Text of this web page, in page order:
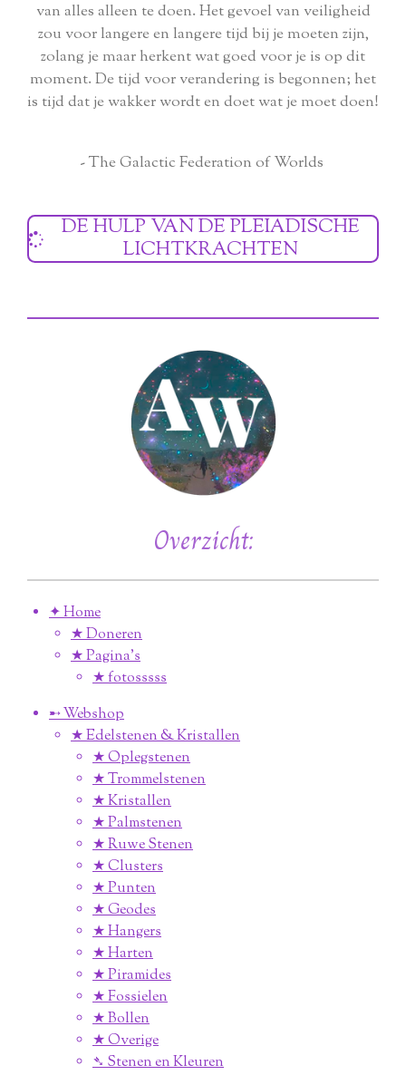
van alles alleen te doen. Het gevoel van veiligheid
zou voor langere en langere tijd bij je moeten zijn,
zolang je maar herkent wat goed voor je is op dit
moment. De tijd voor verandering is begonnen; het
is tijd dat je wakker wordt en doet wat je moet doen!
- The Galactic Federation of Worlds
DE HULP VAN DE PLEIADISCHE
LICHTKRACHTEN
Overzicht:
✦ Home
★ Doneren
★ Pagina’s
★ fotosssss
➸ Webshop
★ Edelstenen & Kristallen
★ Oplegstenen
★ Trommelstenen
★ Kristallen
★ Palmstenen
★ Ruwe Stenen
★ Clusters
★ Punten
★ Geodes
★ Hangers
★ Harten
★ Piramides
★ Fossielen
★ Bollen
★ Overige
➴ Stenen en Kleuren